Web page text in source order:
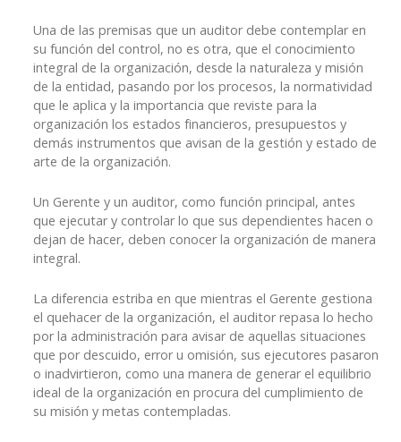
Una de las premisas que un auditor debe contemplar en
su función del control, no es otra, que el conocimiento
integral de la organización, desde la naturaleza y misión
de la entidad, pasando por los procesos, la normatividad
que le aplica y la importancia que reviste para la
organización los estados financieros, presupuestos y
demás instrumentos que avisan de la gestión y estado de
arte de la organización.
Un Gerente y un auditor, como función principal, antes
que ejecutar y controlar lo que sus dependientes hacen o
dejan de hacer, deben conocer la organización de manera
integral.
La diferencia estriba en que mientras el Gerente gestiona
el quehacer de la organización, el auditor repasa lo hecho
por la administración para avisar de aquellas situaciones
que por descuido, error u omisión, sus ejecutores pasaron
o inadvirtieron, como una manera de generar el equilibrio
ideal de la organización en procura del cumplimiento de
su misión y metas contempladas.